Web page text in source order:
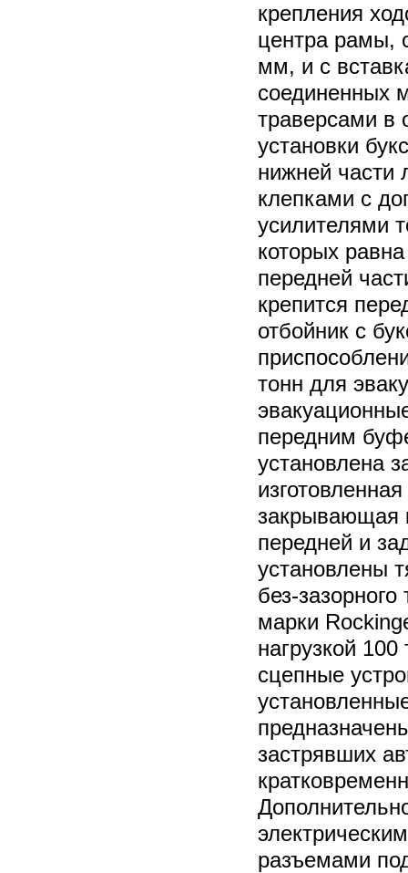
крепления
центра рамы,
мм, и с
соединенных
траверсами в
установки
нижней части
клепками с
усилителями
которых
передней
крепится
отбойник с
тонн для
передним
установлена
закрывающая
передней и
установлены
без-
марки
нагрузкой
сцепные
застрявших
разъемами